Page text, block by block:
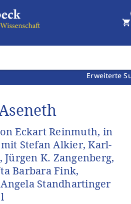
Erweiterte
shopping_cart
Eckart Reinmuth, in
Stefan Alkier, Karl-
K. Zangenberg,
Barbara Fink,
Standhartinger